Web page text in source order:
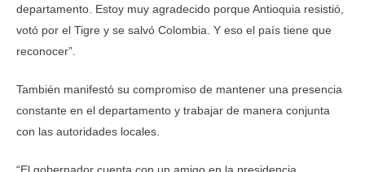
departamento. Estoy muy agradecido porque Antioquia resistió,
votó por el Tigre y se salvó Colombia. Y eso el país tiene que
reconocer”.
También manifestó su compromiso de mantener una presencia
constante en el departamento y trabajar de manera conjunta
con las autoridades locales.